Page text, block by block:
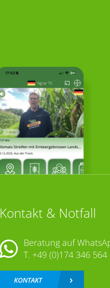
Kontakt & Notfall
Beratung auf
T. +49 (0)174 346 564
KONTAKT